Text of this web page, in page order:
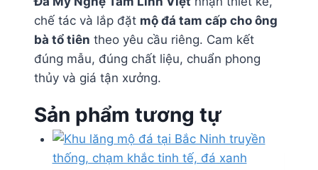
chế tác và lắp đặt mộ đá tam cấp cho ông
bà tổ tiên theo yêu cầu riêng. Cam kết
đúng mẫu, đúng chất liệu, chuẩn phong
thủy và giá tận xưởng.
Sản phẩm tương tự